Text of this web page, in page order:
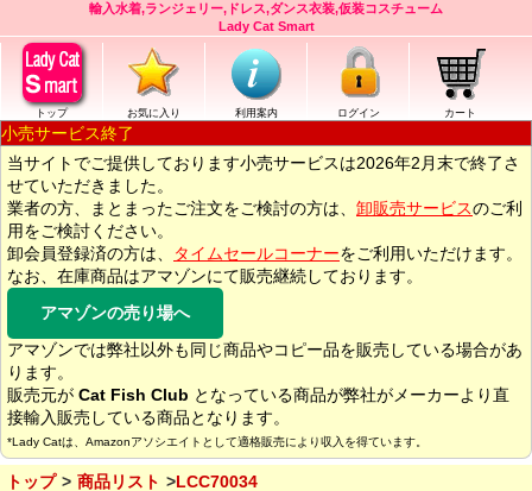
輸入水着,ランジェリー,ドレス,ダンス衣装,仮装コスチューム
Lady Cat Smart
トップ お気に入り 利用案内 ログイン カート
小売サービス終了
当サイトでご提供しております小売サービスは2026年2月末で終了さ
せていただきました。
業者の方、まとまったご注文をご検討の方は、 卸販売サービスのご利
用をご検討ください。
卸会員登録済の方は、
タイムセールコーナーをご利用いただけます。
なお、在庫商品はアマゾンにて販売継続しております。
アマゾンの売り場へ
アマゾンでは弊社以外も同じ商品やコピー品を販売している場合があ
ります。
販売元が Cat Fish Club となっている商品が弊社がメーカーより直
接輸入販売している商品となります。
*Lady Catは、Amazonアソシエイトとして適格販売により収入を得ています。
トップ 商品リスト LCC70034